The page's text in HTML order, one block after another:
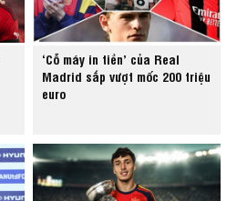
‘Cỗ máy in tiền’ của Real
Madrid sắp vượt mốc 200 triệu
euro